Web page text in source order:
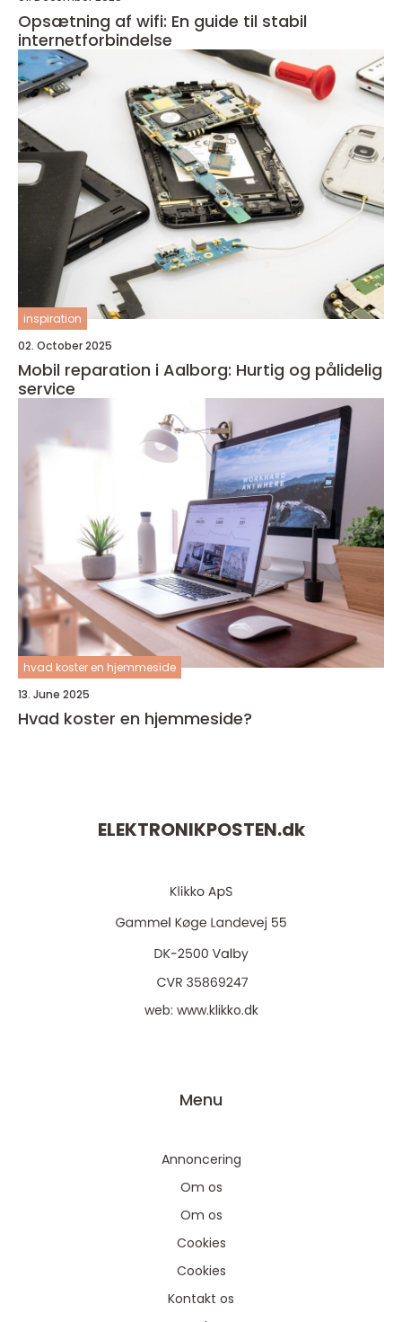
Opsætning af wifi: En guide til stabil
internetforbindelse
inspiration
02. October 2025
Mobil reparation i Aalborg: Hurtig og pålidelig
service
hvad koster en hjemmeside
13. June 2025
Hvad koster en hjemmeside?
ELEKTRONIKPOSTEN.dk
web: www.klikko.dk
Menu
Annoncering
Om os
Om os
Cookies
Cookies
Kontakt os